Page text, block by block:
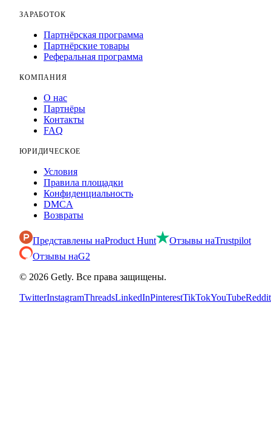
ЗАРАБОТОК
Партнёрская программа
Партнёрские товары
Реферальная программа
КОМПАНИЯ
О нас
Партнёры
Контакты
FAQ
ЮРИДИЧЕСКОЕ
Условия
Правила площадки
Конфиденциальность
DMCA
Возвраты
Представлены наProduct Hunt Отзывы наTrustpilot
Отзывы наG2
© 2026 Getly. Все права защищены.
TwitterInstagramThreadsLinkedInPinterestTikTokYouTubeReddit